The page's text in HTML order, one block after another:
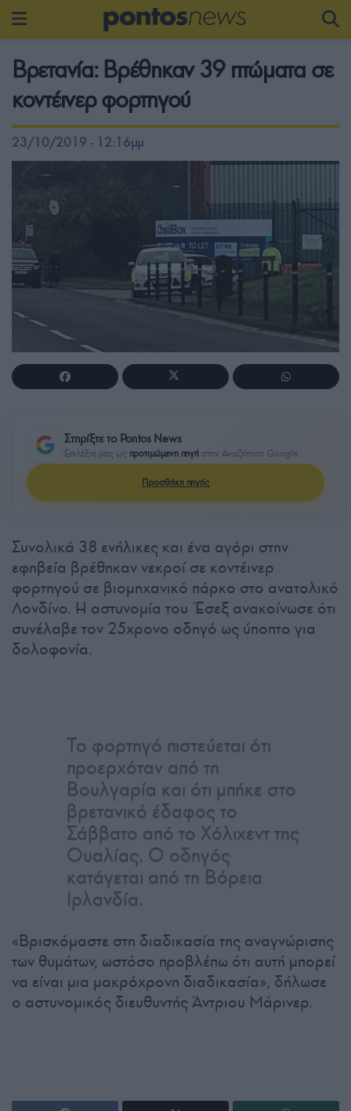
Βρετανία: Βρέθηκαν 39 πτώματα σε
κοντέινερ φορτηγού
23/10/2019 - 12:16μμ
Στηρίξτε το Pontos News
Επιλέξτε μας ως προτιμώμενη πηγή στην Αναζήτηση Google
Προσθήκη πηγής
Συνολικά 38 ενήλικες και ένα αγόρι στην
εφηβεία βρέθηκαν νεκροί σε κοντέινερ
φορτηγού σε βιομηχανικό πάρκο στο ανατολικό
Λονδίνο. Η αστυνομία του Έσεξ ανακοίνωσε ότι
συνέλαβε τον 25χρονο οδηγό ως ύποπτο για
δολοφονία.
Το φορτηγό πιστεύεται ότι
προερχόταν από τη
Βουλγαρία και ότι μπήκε στο
βρετανικό έδαφος το
Σάββατο από το Χόλιχεντ της
Ουαλίας. Ο οδηγός
κατάγεται από τη Βόρεια
Ιρλανδία.
«Βρισκόμαστε στη διαδικασία της αναγνώρισης
των θυμάτων, ωστόσο προβλέπω ότι αυτή μπορεί
να είναι μια μακρόχρονη διαδικασία», δήλωσε
ο αστυνομικός διευθυντής Άντριου Μάρινερ.